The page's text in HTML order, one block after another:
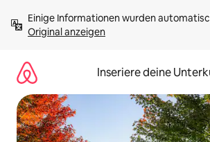
Inhalten
springenOriginal anzeigen
Inseriere deine